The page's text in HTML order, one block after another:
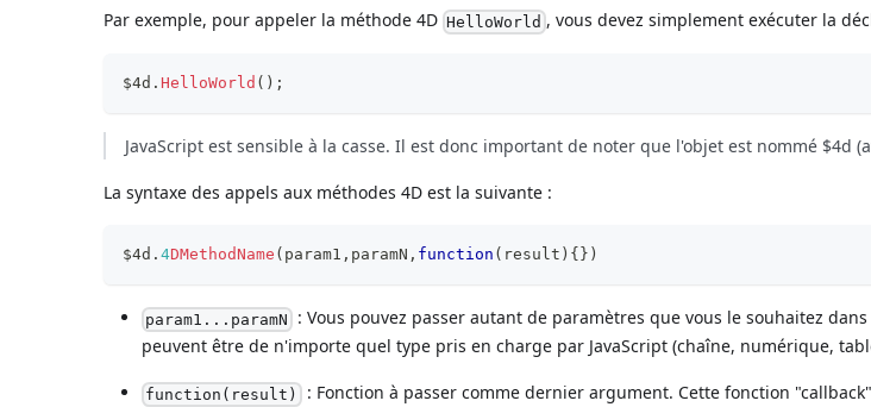
Par exemple, pour appeler la méthode 4D HelloWorld , vous devez simplement exécuter la
$4d .HelloWorld ( ) ;
JavaScript est sensible à la casse. Il est donc important de noter que l'objet est nommé $4d
La syntaxe des appels aux méthodes 4D est la suivante :
$4d .4DMethodName ( param1 , paramN , function ( result ) { } )
param1...paramN : Vous pouvez passer autant de paramètres que vous le souhaitez
peuvent être de n'importe quel type pris en charge par JavaScript (chaîne, numérique,
function(result) : Fonction à passer comme dernier argument. Cette fonction